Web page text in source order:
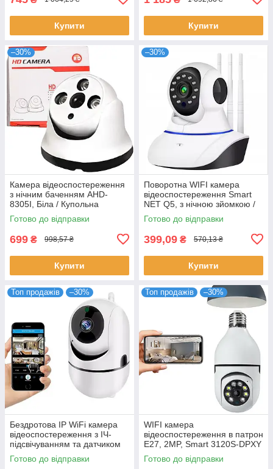
Купити Купити
–30%
Камера відеоспостереження
з нічним баченням AHD-
8305I, Біла / Купольна
зовнішня 3 ІЧ-світлодіода,
цілодобова
Готово до відправки
699 ₴ 998,57 ₴
Купити
–30%
Поворотна WIFI камера
відеоспостереження Smart
NET Q5, з нічною зйомкою /
Бездротова камера для дому
Готово до відправки
399,09 ₴ 570,13 ₴
Купити
Топ продажів –30%
Бездротова IP WiFi камера
відеоспостереження з ІЧ-
підсвічуванням та датчиком
руху / Поворотна камера
спостереження
Готово до відправки
Топ продажів –30%
WIFI камера
відеоспостереження в патрон
Е27, 2MP, Smart 3120S-DPXY
/ Поворотна камера
лампочка для дому
Готово до відправки